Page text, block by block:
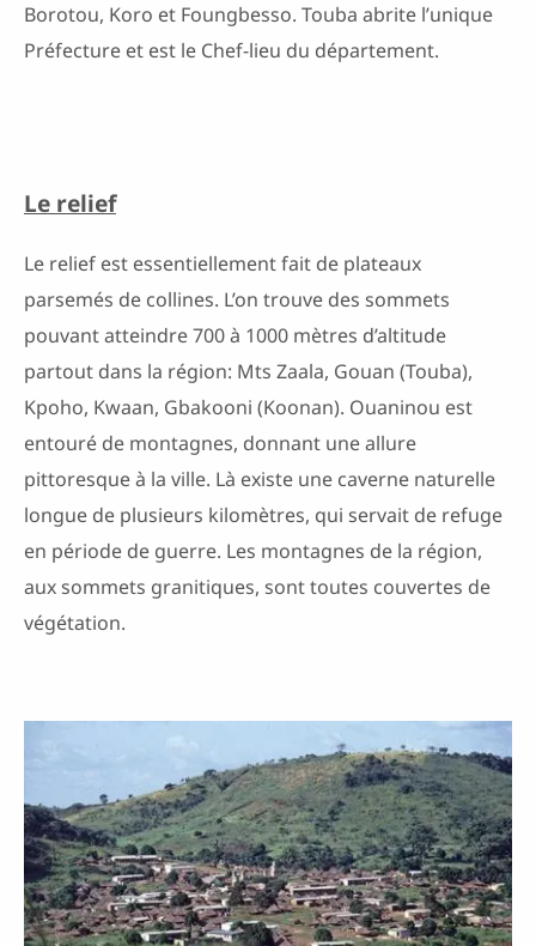
Borotou, Koro et Foungbesso. Touba abrite l’unique
Préfecture et est le Chef-lieu du département.
Le relief
Le relief est essentiellement fait de plateaux
parsemés de collines. L’on trouve des sommets
pouvant atteindre 700 à 1000 mètres d’altitude
partout dans la région: Mts Zaala, Gouan (Touba),
Kpoho, Kwaan, Gbakooni (Koonan). Ouaninou est
entouré de montagnes, donnant une allure
pittoresque à la ville. Là existe une caverne naturelle
longue de plusieurs kilomètres, qui servait de refuge
en période de guerre. Les montagnes de la région,
aux sommets granitiques, sont toutes couvertes de
végétation.